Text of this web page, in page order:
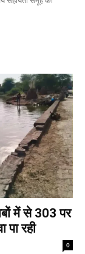
में से 303 पर
रही
0